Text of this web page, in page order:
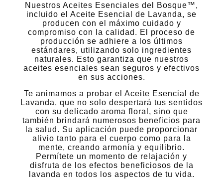
Nuestros Aceites Esenciales del Bosque™,
incluido el Aceite Esencial de Lavanda, se
producen con el máximo cuidado y
compromiso con la calidad. El proceso de
producción se adhiere a los últimos
estándares, utilizando solo ingredientes
naturales. Esto garantiza que nuestros
aceites esenciales sean seguros y efectivos
en sus acciones.
Te animamos a probar el Aceite Esencial de
Lavanda, que no solo despertará tus sentidos
con su delicado aroma floral, sino que
también brindará numerosos beneficios para
la salud. Su aplicación puede proporcionar
alivio tanto para el cuerpo como para la
mente, creando armonía y equilibrio.
Permítete un momento de relajación y
disfruta de los efectos beneficiosos de la
lavanda en todos los aspectos de tu vida.